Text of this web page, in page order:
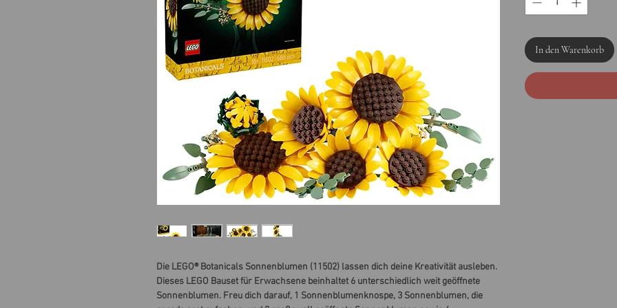
Die LEGO® Botanicals Sonnenblumen (11502) lassen dich deine Kreativität ausleben.
Dieses LEGO Bauset für Erwachsene beinhaltet 6 unterschiedlich weit geöffnete
Sonnenblumen. Freu dich darauf, 1 Sonnenblumenknospe, 3 Sonnenblumen, die
In den Warenkorb